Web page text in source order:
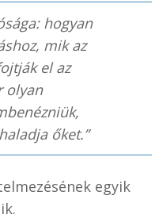
hogyan
mik az
el az
olyan
őket.”
egyik